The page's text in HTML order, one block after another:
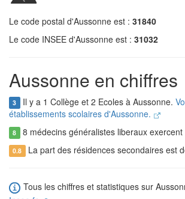
Le code postal d'Aussonne est : 31840
Le code INSEE d'Aussonne est : 31032
Aussonne en chiffres
3 Il y a 1 Collège et 2 Ecoles à Aussonne.
établissements scolaires d'Aussonne.
8 8 médecins généralistes liberaux exercent
0.8 La part des résidences secondaires est
Tous les chiffres et statistiques sur